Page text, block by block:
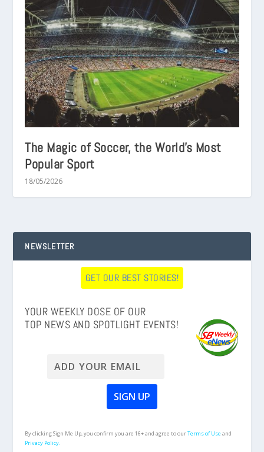
The Magic of Soccer, the World’s Most
Popular Sport
18/05/2026
NEWSLETTER
GET OUR BEST STORIES!
YOUR WEEKLY DOSE OF OUR
TOP NEWS AND SPOTLIGHT EVENTS!
By clicking Sign Me Up, you confirm you are 16+ and agree to ourTerms of Useand
Privacy Policy.